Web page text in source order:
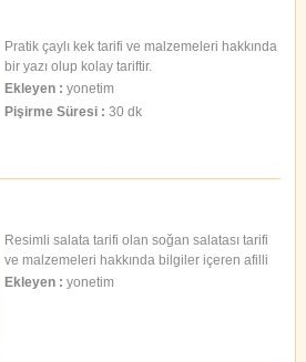
Pratik çaylı kek tarifi ve malzemeleri hakkında
bir yazı olup kolay tariftir.
Ekleyen : yonetim
Pişirme Süresi : 30 dk
Resimli salata tarifi olan soğan salatası tarifi
ve malzemeleri hakkında bilgiler içeren afilli
tarif.
Ekleyen : yonetim